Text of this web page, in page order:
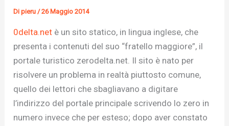
Dipieru/26 Maggio 2014
0delta.net è un sito statico, in lingua inglese, che
presenta i contenuti del suo “fratello maggiore”, il
portale turistico zerodelta.net. Il sito è nato per
risolvere un problema in realtà piuttosto comune,
quello dei lettori che sbagliavano a digitare
l’indirizzo del portale principale scrivendo lo zero in
numero invece che per esteso; dopo aver constato